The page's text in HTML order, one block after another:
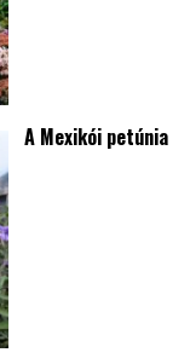
A Mexikói petúnia